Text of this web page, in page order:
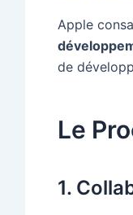
Apple
de
Le
1.